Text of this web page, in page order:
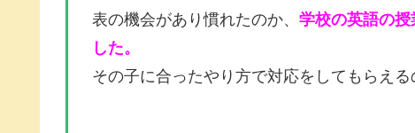
表の機会があり慣れたのか、 学校の英語の
した。
その子に合ったやり方で対応をしてもらえ